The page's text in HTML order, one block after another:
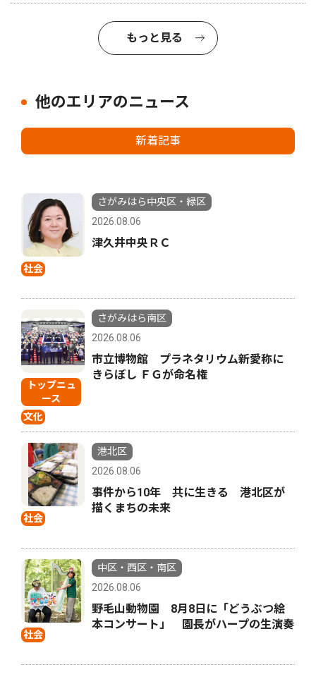
もっと見る
他のエリアのニュース
新着記事
社会
さがみはら中央区・緑区
2026.08.06
津久井中央ＲＣ
トップニュ
ース
文化
さがみはら南区
2026.08.06
市立博物館 プラネタリウム新愛称に
きらぼし ＦＧが命名権
社会
港北区
2026.08.06
事件から10年 共に生きる 港北区が
描くまちの未来
社会
中区・西区・南区
2026.08.06
野毛山動物園 8月8日に「どうぶつ絵
本コンサート」 園長がハープの生演奏